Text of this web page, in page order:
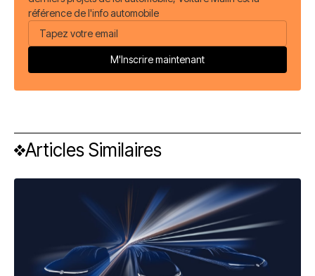
référence de l'info automobile
Articles Similaires